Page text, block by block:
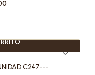
C247---